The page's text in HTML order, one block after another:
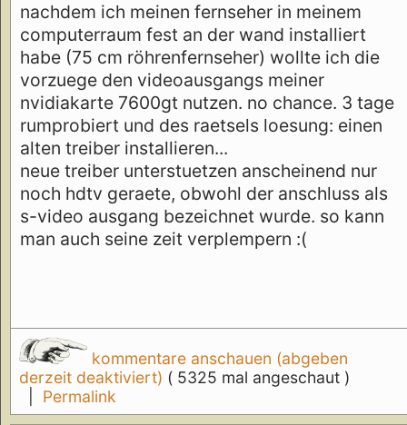
nachdem ich meinen fernseher in meinem
computerraum fest an der wand installiert
habe (75 cm röhrenfernseher) wollte ich die
vorzuege den videoausgangs meiner
nvidiakarte 7600gt nutzen. no chance. 3 tage
rumprobiert und des raetsels loesung: einen
alten treiber installieren...
neue treiber unterstuetzen anscheinend nur
noch hdtv geraete, obwohl der anschluss als
s-video ausgang bezeichnet wurde. so kann
man auch seine zeit verplempern :(
kommentare anschauen (abgeben
derzeit deaktiviert) ( 5325 mal angeschaut )
Permalink